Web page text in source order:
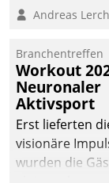
Andreas
Branchentreffen
Workout
Neuronaler
Aktivsport
Erst lieferten
visionäre
wurden die